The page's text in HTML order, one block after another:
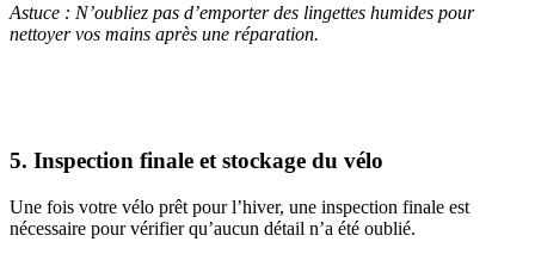
Astuce : N’oubliez pas d’emporter des lingettes humides pour
nettoyer vos mains après une réparation.
5. Inspection finale et stockage du vélo
Une fois votre vélo prêt pour l’hiver, une inspection finale est
nécessaire pour vérifier qu’aucun détail n’a été oublié.